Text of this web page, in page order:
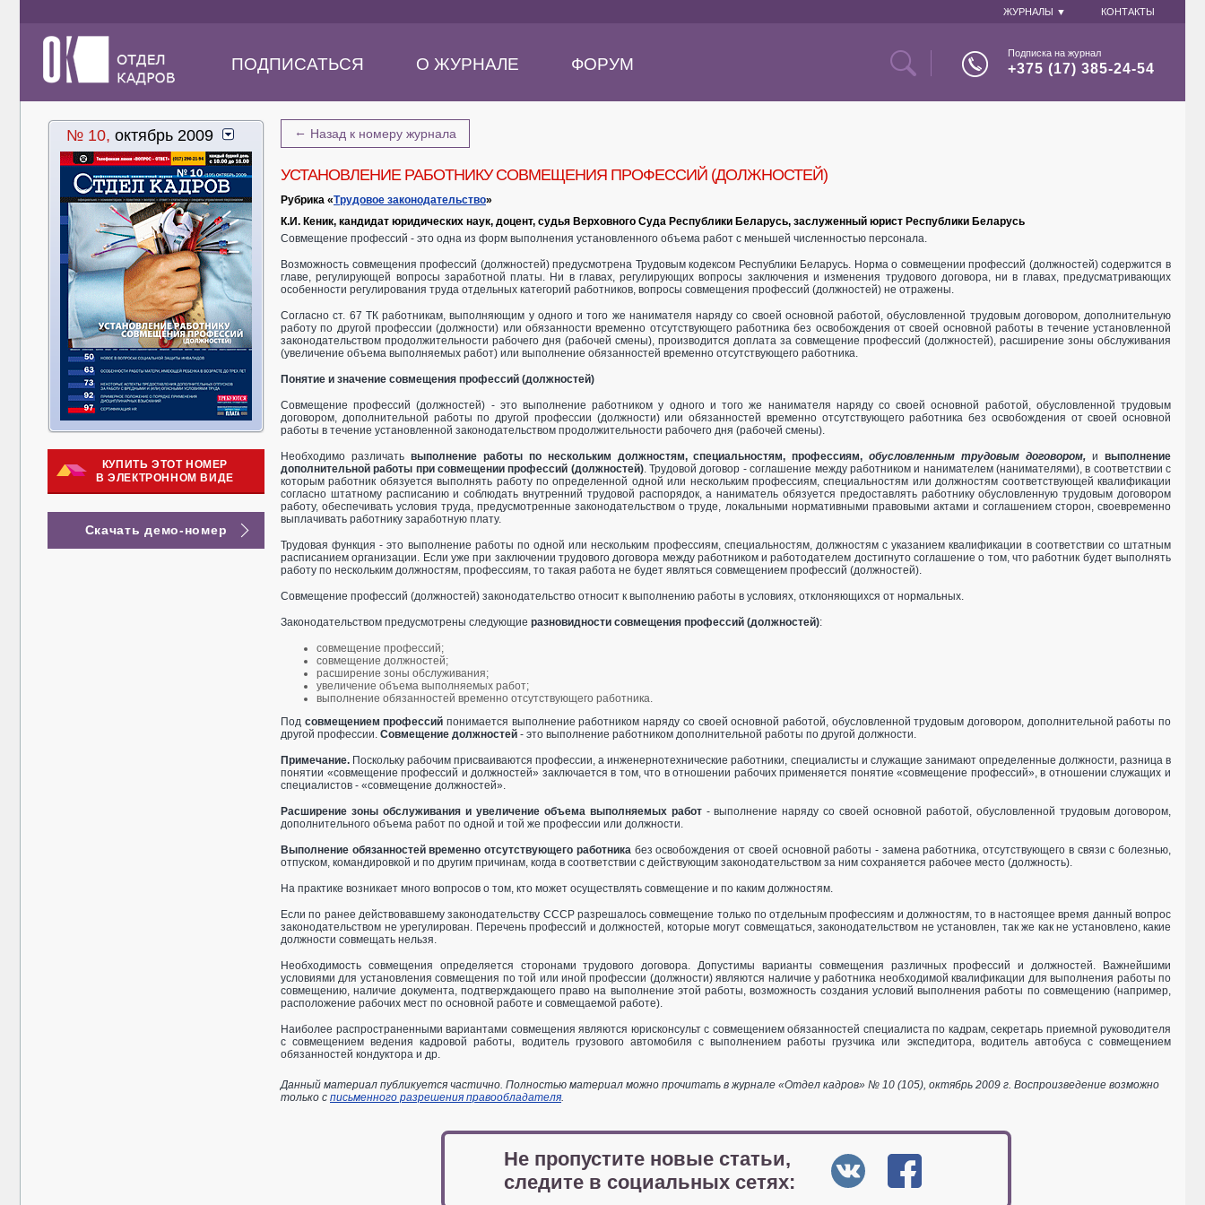
ЖУРНАЛЫ ▼ КОНТАКТЫ
ПОДПИСАТЬСЯ О ЖУРНАЛЕ ФОРУМ
Подписка на журнал
+375 (17) 385-24-54
№ 10, октябрь 2009
КУПИТЬ ЭТОТ НОМЕР
В ЭЛЕКТРОННОМ ВИДЕ
Скачать демо-номер
← Назад к номеру журнала
УСТАНОВЛЕНИЕ РАБОТНИКУ СОВМЕЩЕНИЯ ПРОФЕССИЙ (ДОЛЖНОСТЕЙ)
Рубрика «Трудовое законодательство»
К.И. Кеник, кандидат юридических наук, доцент, судья Верховного Суда Республики Беларусь, заслуженный юрист Республики Беларусь
Совмещение профессий - это одна из форм выполнения установленного объема работ с меньшей численностью персонала.
Возможность совмещения профессий (должностей) предусмотрена Трудовым кодексом Республики Беларусь. Норма о совмещении профессий (должностей) содержится в
главе, регулирующей вопросы заработной платы. Ни в главах, регулирующих вопросы заключения и изменения трудового договора, ни в главах, предусматривающих
особенности регулирования труда отдельных категорий работников, вопросы совмещения профессий (должностей) не отражены.
Согласно ст. 67 ТК работникам, выполняющим у одного и того же нанимателя наряду со своей основной работой, обусловленной трудовым договором, дополнительную
работу по другой профессии (должности) или обязанности временно отсутствующего работника без освобождения от своей основной работы в течение установленной
законодательством продолжительности рабочего дня (рабочей смены), производится доплата за совмещение профессий (должностей), расширение зоны обслуживания
(увеличение объема выполняемых работ) или выполнение обязанностей временно отсутствующего работника.
Понятие и значение совмещения профессий (должностей)
Совмещение профессий (должностей) - это выполнение работником у одного и того же нанимателя наряду со своей основной работой, обусловленной трудовым
договором, дополнительной работы по другой профессии (должности) или обязанностей временно отсутствующего работника без освобождения от своей основной
работы в течение установленной законодатель­ством продолжительности рабочего дня (рабочей смены).
Необходимо различать выполнение работы по нескольким должностям, специальностям, профессиям, обусловленным трудовым договором, ивыполнение
дополнительной работы при совмещении профессий (должностей). Трудовой договор - соглашение между работником и нанимателем (нанимателями), в соответствии с
которым работник обязуется выполнять работу по определенной одной или нескольким профессиям, специальностям или должностям соответствующей квалификации
согласно штатному расписанию и соблюдать внутренний трудовой распорядок, а наниматель обязуется предоставлять работнику обусловленную трудовым договором
работу, обеспечивать условия труда, предусмотренные законодательством о труде, локальными нормативными правовыми актами и соглашением сторон, своевременно
выплачивать работнику заработную плату.
Трудовая функция - это выполнение работы по одной или нескольким профессиям, специальностям, должностям с указанием квалификации в соответствии со штатным
расписанием организации. Если уже при заключении трудового договора между работником и работодателем достигнуто соглашение о том, что работник будет выполнять
работу по нескольким должностям, профессиям, то такая работа не будет являться совмещением профессий (должностей).
Совмещение профессий (должностей) законодательство относит к выполнению работы в условиях, отклоняющихся от нормальных.
Законодательством предусмотрены следующие разновидности совмещения профессий (должностей):
совмещение профессий;
совмещение должностей;
расширение зоны обслуживания;
увеличение объема выполняемых работ;
выполнение обязанностей временно отсутствующего работника.
Под совмещением профессий понимается выполнение работником наряду со своей основной работой, обусловленной трудовым договором, дополнительной работы по
другой профессии. Совмещение должностей - это выполнение работником дополнительной работы по другой должности.
Примечание. Поскольку рабочим присваиваются профессии, а инженерно­технические работники, специалисты и служащие занимают определенные должности, разница в
понятии «совмещение профессий и должностей» заключается в том, что в отношении рабочих применяется понятие «совмещение профессий», в отношении служащих и
специалистов - «совмещение должностей».
Расширение зоны обслуживания и увеличение объема выполняемых работ- выполнение наряду со своей основной работой, обусловленной трудовым договором,
дополнительного объема работ по одной и той же профессии или должности.
Выполнение обязанностей временно отсутствующего работникабез освобождения от своей основной работы - замена работника, отсутствующего в связи с болезнью,
отпуском, командировкой и по другим причинам, когда в соответствии с действующим законодательством за ним сохраняется рабочее место (должность).
На практике возникает много вопросов о том, кто может осуществлять совмещение и по каким должностям.
Если по ранее действовавшему законодательству СССР разрешалось совмещение только по отдельным профессиям и должностям, то в настоящее время данный вопрос
законодательством не урегулирован. Перечень профессий и должностей, которые могут совмещаться, законодательством не установлен, так же как не установлено, какие
должности совмещать нельзя.
Необходимость совмещения определяется сторонами трудового договора. Допустимы варианты совмещения различных профессий и должностей. Важнейшими
условиями для установления совмещения по той или иной профессии (должности) являются наличие у работника необходимой квалификации для выполнения работы по
совмещению, наличие документа, подтверждающего право на выполнение этой работы, возможность создания условий выполнения работы по совмещению (например,
расположение рабочих мест по основной работе и совмещаемой работе).
Наиболее распространенными вариантами совмещения являются юрисконсульт с совмещением обязанностей специалиста по кадрам, секретарь приемной руководителя
с совмещением ведения кадровой работы, водитель грузового автомобиля с выполнением работы грузчика или экспедитора, водитель автобуса с совмещением
обязанностей кондуктора и др.
Данный материал публикуется частично. Полностью материал можно прочитать в журнале «Отдел кадров» № 10 (105), октябрь 2009 г. Воспроизведение возможно
только с письменного разрешения правообладателя.
Не пропустите новые статьи,
следите в социальных сетях: